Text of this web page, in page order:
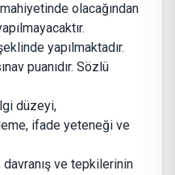
olacağından
yapılmaktadır.
puanıdır. Sözlü
düzeyi,
ifade yeteneği ve
ve tepkilerinin